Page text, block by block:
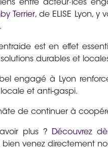
entre acteur·ices
Terrier, de ELISE Lyon,
est en effet
durables et
engagé à Lyon
et anti-gaspi.
de continuer à
plus ?
Découvrez
bien venez directement